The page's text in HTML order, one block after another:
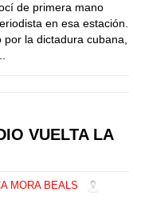
de primera mano
en esa estación.
la dictadura cubana,
VUELTA LA
MORA BEALS